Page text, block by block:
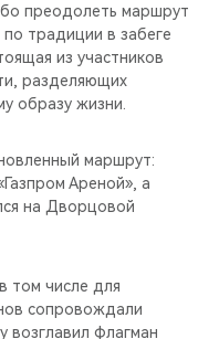
преодолеть маршрут
традиции в забеге
из участников
разделяющих
образу жизни.
маршрут:
Ареной», а
на Дворцовой
том числе для
сопровождали
возглавил флагман